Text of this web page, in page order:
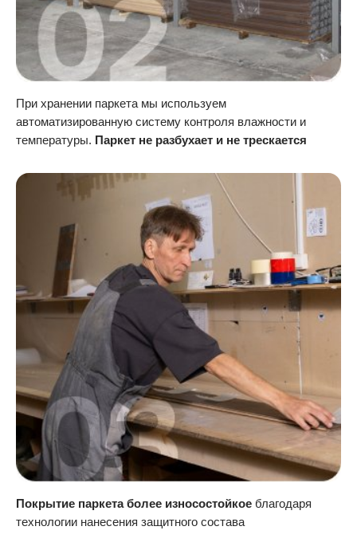
При хранении паркета мы используем
автоматизированную систему контроля влажности и
температуры. Паркет не разбухает и не трескается
Покрытие паркета более износостойкое благодаря
технологии нанесения защитного состава